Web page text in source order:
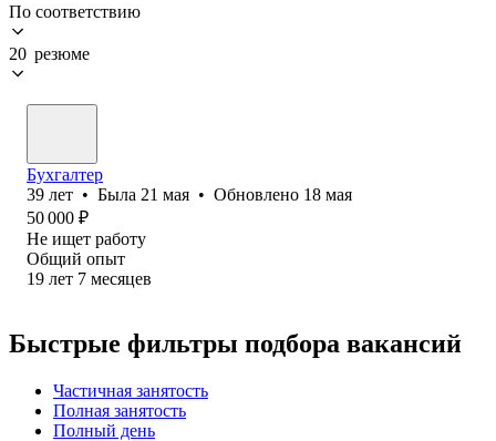
По соответствию
20 резюме
Бухгалтер
39 лет • Была 21 мая • Обновлено 18 мая
50 000 ₽
Не ищет работу
Общий опыт
19 лет 7 месяцев
Быстрые фильтры подбора вакансий
Частичная занятость
Полная занятость
Полный день